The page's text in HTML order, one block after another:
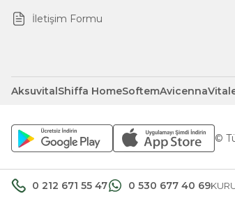
İletişim Formu
AksuvitalShiffa HomeSoftemAvicenna
©
0 212 671 55 47 0 530 677 40 69